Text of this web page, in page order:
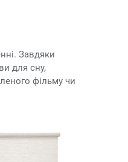
Завдяки
для сну,
фільму чи